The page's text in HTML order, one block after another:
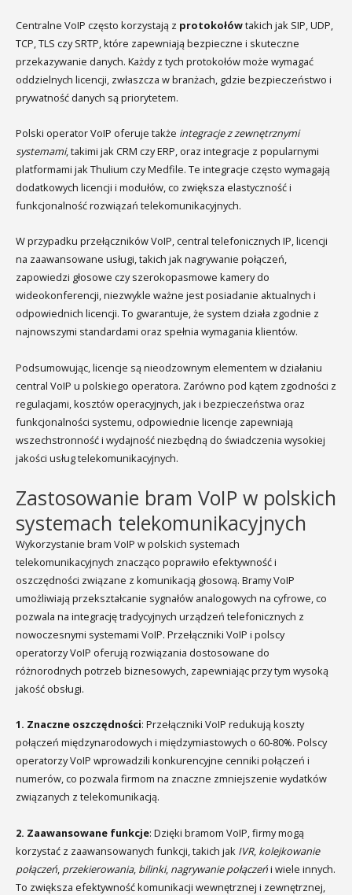
Centralne VoIP często korzystają z protokołówtakich jak SIP, UDP,
TCP, TLS czy SRTP, które zapewniają bezpieczne i skuteczne
przekazywanie danych. Każdy z tych protokołów może wymagać
oddzielnych licencji, zwłaszcza w branżach, gdzie bezpieczeństwo i
prywatność danych są priorytetem.
Polski operator VoIP oferuje także integracje z zewnętrznymi
systemami, takimi jak CRM czy ERP, oraz integracje z popularnymi
platformami jak Thulium czy Medfile. Te integracje często wymagają
dodatkowych licencji i modułów, co zwiększa elastyczność i
funkcjonalność rozwiązań telekomunikacyjnych.
W przypadku przełączników VoIP, central telefonicznych IP, licencji
na zaawansowane usługi, takich jak nagrywanie połączeń,
zapowiedzi głosowe czy szerokopasmowe kamery do
wideokonferencji, niezwykle ważne jest posiadanie aktualnych i
odpowiednich licencji. To gwarantuje, że system działa zgodnie z
najnowszymi standardami oraz spełnia wymagania klientów.
Podsumowując, licencje są nieodzownym elementem w działaniu
central VoIP u polskiego operatora. Zarówno pod kątem zgodności z
regulacjami, kosztów operacyjnych, jak i bezpieczeństwa oraz
funkcjonalności systemu, odpowiednie licencje zapewniają
wszechstronność i wydajność niezbędną do świadczenia wysokiej
jakości usług telekomunikacyjnych.
Zastosowanie bram VoIP w polskich
systemach telekomunikacyjnych
Wykorzystanie bram VoIP w polskich systemach
telekomunikacyjnych znacząco poprawiło efektywność i
oszczędności związane z komunikacją głosową. Bramy VoIP
umożliwiają przekształcanie sygnałów analogowych na cyfrowe, co
pozwala na integrację tradycyjnych urządzeń telefonicznych z
nowoczesnymi systemami VoIP. Przełączniki VoIP i polscy
operatorzy VoIP oferują rozwiązania dostosowane do
różnorodnych potrzeb biznesowych, zapewniając przy tym wysoką
jakość obsługi.
1. Znaczne oszczędności: Przełączniki VoIP redukują koszty
połączeń międzynarodowych i międzymiastowych o 60-80%. Polscy
operatorzy VoIP wprowadzili konkurencyjne cenniki połączeń i
numerów, co pozwala firmom na znaczne zmniejszenie wydatków
związanych z telekomunikacją.
2. Zaawansowane funkcje: Dzięki bramom VoIP, firmy mogą
korzystać z zaawansowanych funkcji, takich jak IVR, kolejkowanie
połączeń przekierowania, bilinki, nagrywanie połączeńi wiele innych.
To zwiększa efektywność komunikacji wewnętrznej i zewnętrznej,